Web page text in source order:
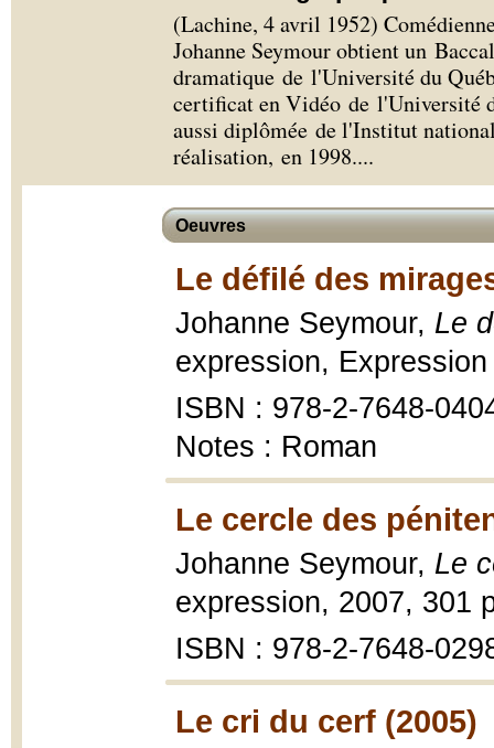
(Lachine, 4 avril 1952)
Johanne Seymour obtient un
dramatique de l'Université du
certificat en Vidéo de l'Université
aussi diplômée de l'Institut
réalisation, en 1998....
Oeuvres
Le défilé des
Johanne Seymour, Le
expression,
ISBN : 978-2-7648-
Notes : Roman
Le cercle des
Johanne Seymour, Le
expression, 2007, 301
ISBN : 978-2-7648-
Le cri du cerf (2005)